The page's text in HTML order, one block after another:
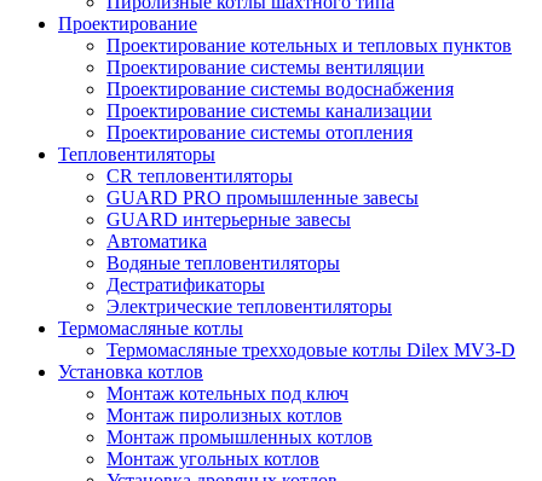
Проектирование
Проектирование котельных и тепловых пунктов
Проектирование системы вентиляции
Проектирование системы водоснабжения
Проектирование системы канализации
Проектирование системы отопления
Тепловентиляторы
CR тепловентиляторы
GUARD PRO промышленные завесы
GUARD интерьерные завесы
Автоматика
Водяные тепловентиляторы
Дестратификаторы
Электрические тепловентиляторы
Термомасляные котлы
Термомасляные трехходовые котлы Dilex MV3-D
Установка котлов
Монтаж котельных под ключ
Монтаж пиролизных котлов
Монтаж промышленных котлов
Монтаж угольных котлов